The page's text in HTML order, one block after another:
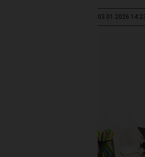
03.01.2026